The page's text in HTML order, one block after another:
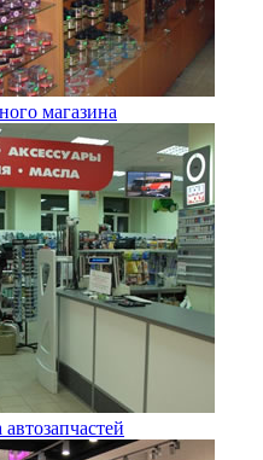
магазина